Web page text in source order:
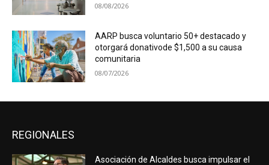
08/08/2026
AARP busca voluntario 50+ destacado y
otorgará donativode $1,500 a su causa
comunitaria
08/07/2026
REGIONALES
Asociación de Alcaldes busca impulsar el